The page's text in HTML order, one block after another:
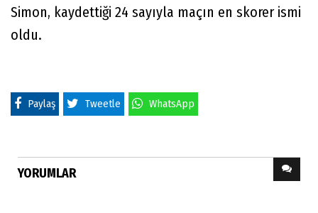
Simon, kaydettiği 24 sayıyla maçın en skorer ismi
oldu.
Paylaş Tweetle WhatsApp
YORUMLAR